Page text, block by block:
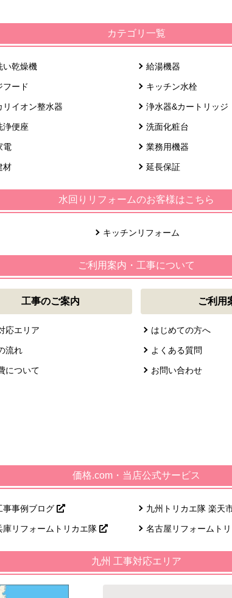
カテゴリ一覧
い乾燥機 給湯機器
フード キッチン水栓
リイオン整水器 浄水器&カートリッジ
浄便座 洗面化粧台
電 業務用機器
材 延長保証
水回りリフォームのお客様はこちら
キッチンリフォーム
ご利用案内・工事について
工事のご案内
応エリア
流れ
について
ご利用
はじめての方へ
よくある質問
お問い合わせ
価格.com・当店公式サービス
事事例ブログ 九州トリカエ隊 楽天
庫リフォームトリカエ隊 名古屋リフォームト
九州 工事対応エリア